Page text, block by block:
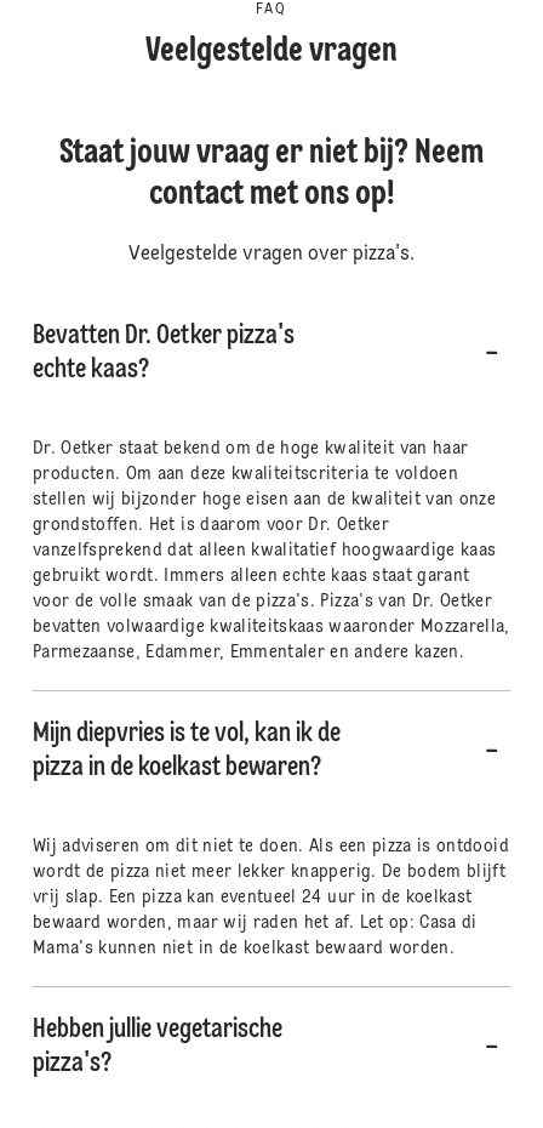
FAQ
Veelgestelde vragen
Staat jouw vraag er niet bij? Neem
contact met ons op!
Veelgestelde vragen over pizza's.
Bevatten Dr. Oetker pizza's
echte kaas?
Dr. Oetker staat bekend om de hoge kwaliteit van haar
producten. Om aan deze kwaliteitscriteria te voldoen
stellen wij bijzonder hoge eisen aan de kwaliteit van onze
grondstoffen. Het is daarom voor Dr. Oetker
vanzelfsprekend dat alleen kwalitatief hoogwaardige kaas
gebruikt wordt. Immers alleen echte kaas staat garant
voor de volle smaak van de pizza's. Pizza's van Dr. Oetker
bevatten volwaardige kwaliteitskaas waaronder Mozzarella,
Parmezaanse, Edammer, Emmentaler en andere kazen.
Mijn diepvries is te vol, kan ik de
pizza in de koelkast bewaren?
Wij adviseren om dit niet te doen. Als een pizza is ontdooid
wordt de pizza niet meer lekker knapperig. De bodem blijft
vrij slap. Een pizza kan eventueel 24 uur in de koelkast
bewaard worden, maar wij raden het af. Let op: Casa di
Mama's kunnen niet in de koelkast bewaard worden.
Hebben jullie vegetarische
pizza's?